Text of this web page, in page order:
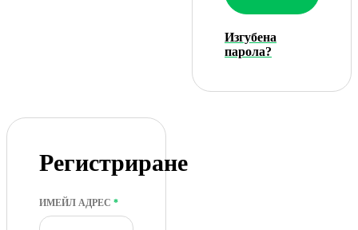
Изгубена
парола?
Регистриране
ИМЕЙЛ АДРЕС *ЗАДЪЛЖИТЕЛНО